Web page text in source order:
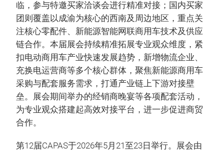
临，参与特邀买家洽谈会进行精准对接；国内买家
团则覆盖以成渝为核心的西南及周边地区，重点关
注核心零配件、新能源智能网联商用车技术及供应
链合作。本届展会持续精准拓展专业观众维度，紧
扣电动商用车产业快速发展趋势，新增物流企业、
充换电运营商等多个核心群体，聚焦新能源商用车
采购与配套服务需求，打通产业链上下游对接壁
垒。展会期间举办的经销商晚宴等各项配套活动，
为专业观众搭建起高效对接平台，进一步促进商贸
合作。
第12届CAPAS于2026年5月21至23日举行。展会由